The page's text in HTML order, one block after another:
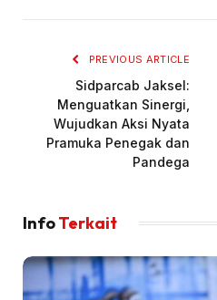
PREVIOUS ARTICLE
Sidparcab Jaksel:
Menguatkan Sinergi,
Wujudkan Aksi Nyata
Pramuka Penegak dan
Pandega
InfoTerkait